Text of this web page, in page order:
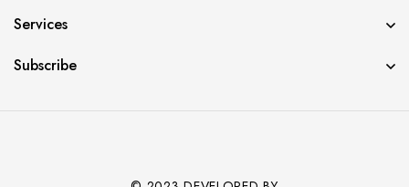
Services
Subscribe